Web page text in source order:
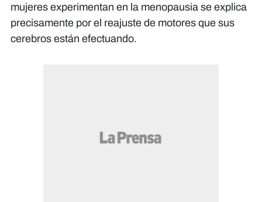
mujeres experimentan en la menopausia se explica
precisamente por el reajuste de motores que sus
cerebros están efectuando.